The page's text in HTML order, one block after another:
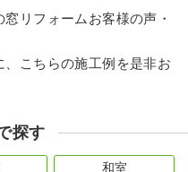
リフォームお客様の声・
こちらの施工例を是非お
探す
和室